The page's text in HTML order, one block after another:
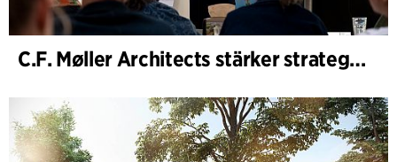
C.F. Møller Architects stärker strategisk rådgivning i tidiga skeden